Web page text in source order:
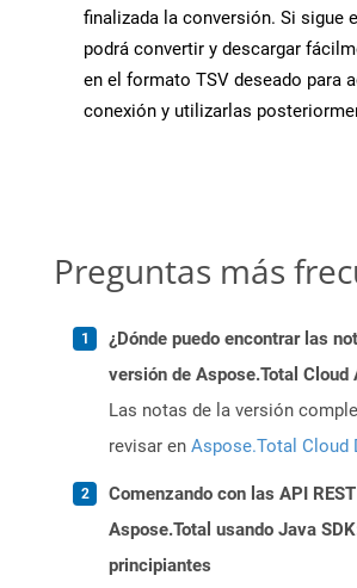
finalizada la conversión. Si sigue
podrá convertir y descargar
en el formato TSV deseado para
conexión y utilizarlas
Preguntas más
¿Dónde puedo encontrar las
versión de Aspose.Total Cloud
Las notas de la versión
revisar en Aspose.Total Cloud
Comenzando con las API
Aspose.Total usando Java
principiantes